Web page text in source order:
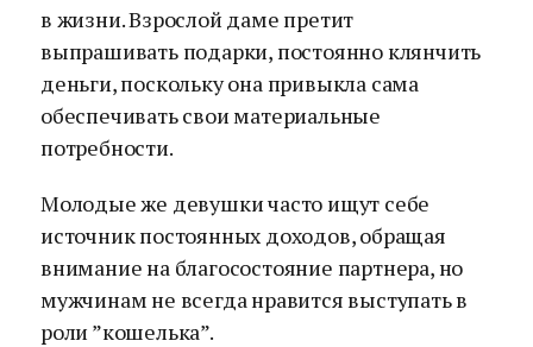
в жизни. Взрослой даме претит
выпрашивать подарки, постоянно клянчить
деньги, поскольку она привыкла сама
обеспечивать свои материальные
потребности.
Молодые же девушки часто ищут себе
источник постоянных доходов, обращая
внимание на благосостояние партнера, но
мужчинам не всегда нравится выступать в
роли ”кошелька”.